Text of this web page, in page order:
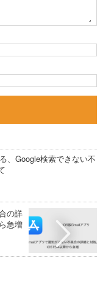
、Google検索できない不
の詳
急増